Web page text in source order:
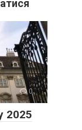
0
2025